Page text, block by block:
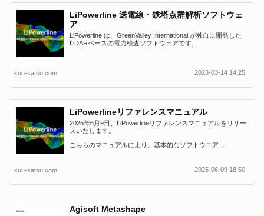
LiPowerline 送電線・鉄塔点群解析ソフトウェ
ア
LiPowerline は、GreenValley International が独自に開発した
LiDARベースの電力検査ソフトウェアです...
kuu-satsu.com 2023-03-14 14:25
LiPowerlineリファレンスマニュアル
2025年6月9日、LiPowerlineリファレンスマニュアルをリリー
スいたします。
こちらのマニュアルにより、基本的なソフトウエア...
kuu-satsu.com 2025-06-09 18:50
Agisoft Metashape